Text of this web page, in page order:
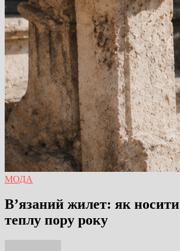
МОДА
В’язаний жилет: як
теплу пору року